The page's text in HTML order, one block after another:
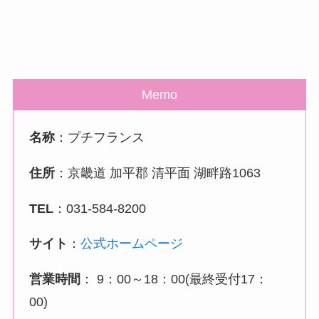
Memo
名称 ：プチフランス
住所 ：京畿道 加平郡 清平面 湖畔路1063
TEL ：031-584-8200
サイト ：公式ホームページ
営業時間 ： 9：00～18：00(最終受付17：
00)